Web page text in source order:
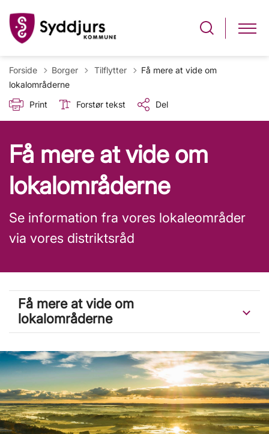
Forside Borger Tilbage til
Tilflytter
Få mere at vide om
lokalområderne
Print
Forstør tekst Del
Få mere at vide om
lokalområderne
Se information fra vores lokaleområder
via vores distriktsråd
Få mere at vide om
lokalområderne